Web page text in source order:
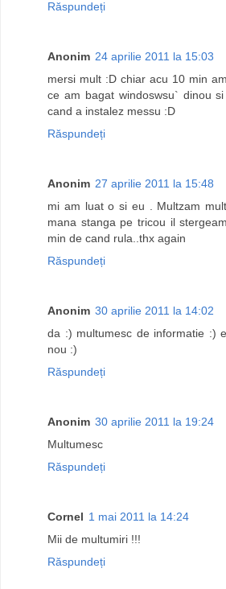
Răspundeți
Anonim 24 aprilie 2011 la 15:03
mersi mult :D chiar acu 10 min
ce am bagat windoswsu` dinou
cand a instalez messu :D
Răspundeți
Anonim 27 aprilie 2011 la 15:48
mi am luat o si eu . Multzam
mana stanga pe tricou il
min de cand rula..thx again
Răspundeți
Anonim 30 aprilie 2011 la 14:02
da :) multumesc de informatie :)
nou :)
Răspundeți
Anonim 30 aprilie 2011 la 19:24
Multumesc
Răspundeți
Cornel 1 mai 2011 la 14:24
Mii de multumiri !!!
Răspundeți